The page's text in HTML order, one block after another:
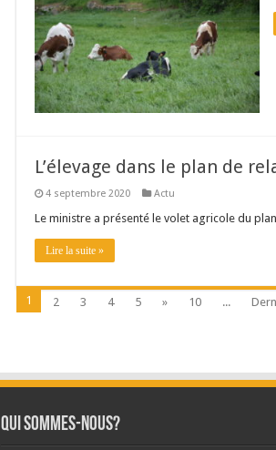
L’élevage dans le plan de
4 septembre 2020 Actu
Le ministre a présenté le volet agricole du
Lire la suite »
1 2 3 4 5 » 10 ...
Qui sommes-nous?